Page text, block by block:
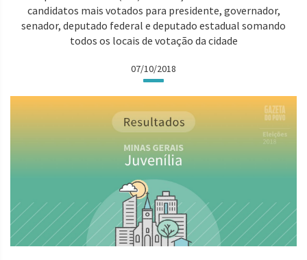
candidatos mais votados para presidente, governador,
senador, deputado federal e deputado estadual somando
todos os locais de votação da cidade
07/10/2018